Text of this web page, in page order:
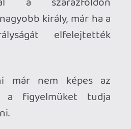
is tökéletesen
a Commandos,
tettem át a
a norvég pályán
hogy: Ich freue
böktem rá
"Spiel starten"